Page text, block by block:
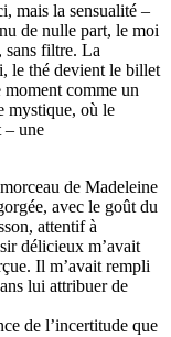
mais la sensualité –
de nulle part, le moi
sans filtre. La
le thé devient le billet
moment comme un
mystique, où le
– une
de Madeleine
avec le goût du
attentif à
délicieux m’avait
Il m’avait rempli
lui attribuer de
de l’incertitude que